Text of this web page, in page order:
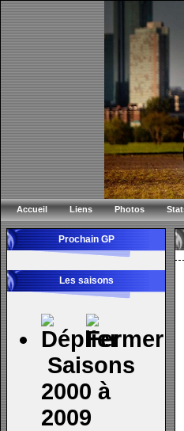
Accueil Liens Photos
Prochain GP
Les saisons
Saisons
2000 à
2009